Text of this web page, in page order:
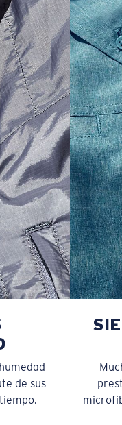
7 ¾”
8 ¼”
8 ¾”
9 ¼”
9 ¾”
de sus